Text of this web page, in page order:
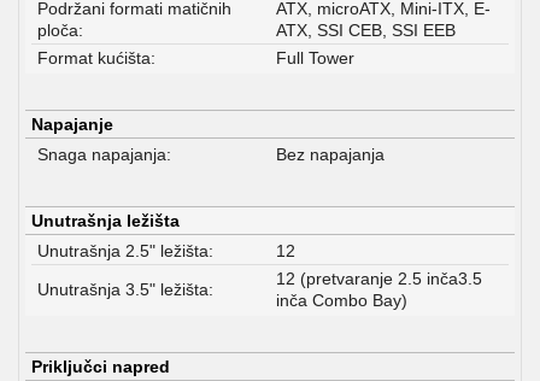
Podržani formati matičnih
ploča:
ATX, microATX, Mini-ITX, E-
ATX, SSI CEB, SSI EEB
Format kućišta:
Full Tower
Napajanje
Snaga napajanja:
Bez napajanja
Unutrašnja ležišta
Unutrašnja 2.5" ležišta:
12
Unutrašnja 3.5" ležišta:
12 (pretvaranje 2.5 inča3.5
inča Combo Bay)
Priključci napred